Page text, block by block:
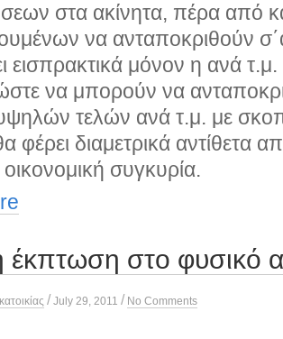
στα ακίνητα, πέρα από
να ανταποκριθούν
μόνον η ανά τ.μ.
να μπορούν να
τελών ανά τ.μ. με
φέρει διαμετρικά αντίθετα
συγκυρία.
έκπτωση στο φυσικό
/ July 29, 2011 / No Comments